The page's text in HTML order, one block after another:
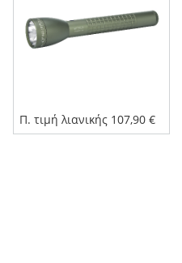
Π. τιμή λιανικής 107,90 €